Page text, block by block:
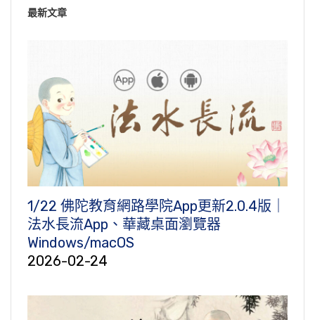
最新文章
1/22 佛陀教育網路學院App更新2.0.4版｜
法水長流App、華藏桌面瀏覽器
Windows/macOS
2026-02-24